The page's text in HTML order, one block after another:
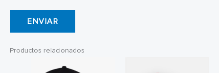
Productos relacionados